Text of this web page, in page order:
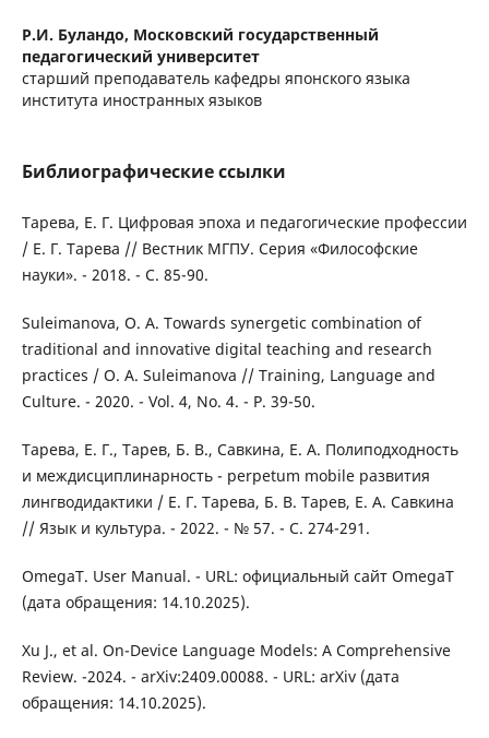
Р.И. Буландо, Московский государственный
педагогический университет
старший преподаватель кафедры японского языка
института иностранных языков
Библиографические ссылки
Тарева, Е. Г. Цифровая эпоха и педагогические профессии
/ Е. Г. Тарева // Вестник МГПУ. Серия «Философские
науки». - 2018. - С. 85-90.
Suleimanova, O. A. Towards synergetic combination of
traditional and innovative digital teaching and research
practices / О. А. Suleimanova // Training, Language and
Culture. - 2020. - Vol. 4, No. 4. - P. 39-50.
Тарева, Е. Г., Тарев, Б. В., Савкина, Е. А. Полиподходность
и междисциплинарность - perpetum mobile развития
лингводидактики / Е. Г. Тарева, Б. В. Тарев, Е. А. Савкина
// Язык и культура. - 2022. - № 57. - С. 274-291.
OmegaT. User Manual. - URL: официальный сайт OmegaT
(дата обращения: 14.10.2025).
Xu J., et al. On-Device Language Models: A Comprehensive
Review. -2024. - arXiv:2409.00088. - URL: arXiv (дата
обращения: 14.10.2025).